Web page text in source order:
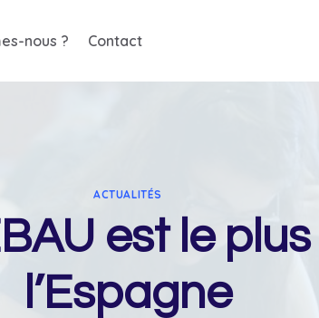
nous ? Contact
ACTUALITÉS
est le
l’Espagne